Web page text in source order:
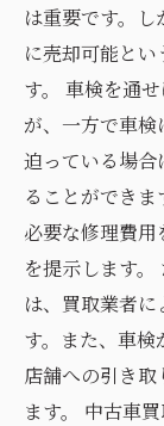
は重要です。
に売却可能と
す。 車検を通
が、一方で車
迫っている場
ることができ
必要な修理費
を提示します
は、買取業者
す。また、車検
店舗への引き取
ます。 中古車